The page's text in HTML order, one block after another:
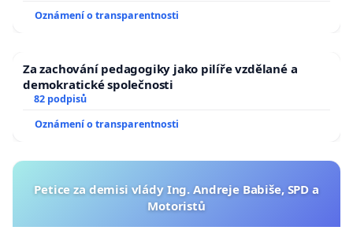
Oznámení o transparentnosti
Za zachování pedagogiky jako pilíře vzdělané a
demokratické společnosti
82 podpisů
Oznámení o transparentnosti
Petice za demisi vlády Ing. Andreje Babiše, SPD a
Motoristů